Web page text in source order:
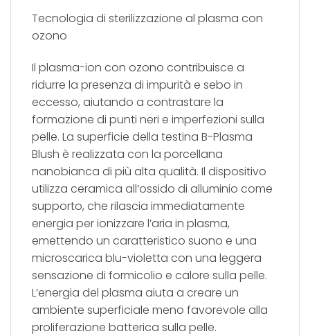
Tecnologia di sterilizzazione al plasma con
ozono
Il plasma-ion con ozono contribuisce a
ridurre la presenza di impurità e sebo in
eccesso, aiutando a contrastare la
formazione di punti neri e imperfezioni sulla
pelle. La superficie della testina B-Plasma
Blush è realizzata con la porcellana
nanobianca di più alta qualità. Il dispositivo
utilizza ceramica all’ossido di alluminio come
supporto, che rilascia immediatamente
energia per ionizzare l’aria in plasma,
emettendo un caratteristico suono e una
microscarica blu-violetta con una leggera
sensazione di formicolio e calore sulla pelle.
L’energia del plasma aiuta a creare un
ambiente superficiale meno favorevole alla
proliferazione batterica sulla pelle.